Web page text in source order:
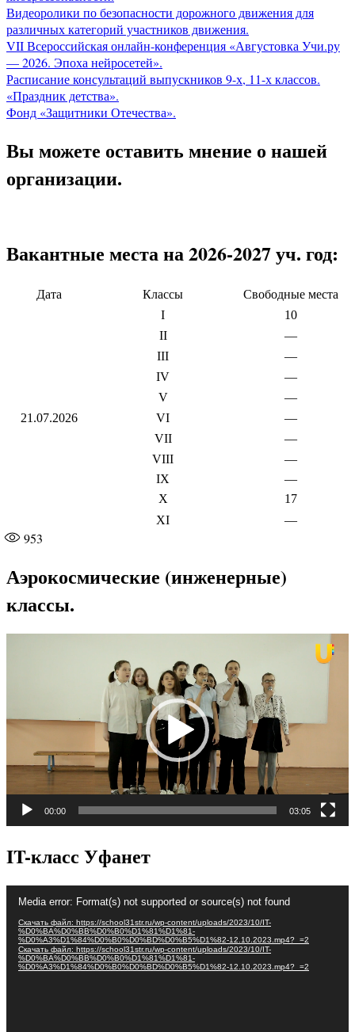
Видеоролики по безопасности дорожного движения для
различных категорий участников движения.
VII Всероссийская онлайн-конференция «Августовка Учи.ру
— 2026. Эпоха нейросетей».
Расписание консультаций выпускников 9-х, 11-х классов.
«Праздник детства».
Фонд «Защитники Отечества».
Вы можете оставить мнение о нашей
организации.
Вакантные места на 2026-2027 уч. год:
Дата Классы Свободные места
21.07.2026
I
10
II
—
III
—
IV
—
V
—
VI
—
VII
—
VIII
—
IX
—
X
17
XI
—
953
Аэрокосмические (инженерные)
классы.
00:00 03:05
IT-класс Уфанет
Media error: Format(s) not supported or source(s) not found
Скачать файл: https://school31str.ru/wp-content/uploads/2023/10/IT-
%D0%BA%D0%BB%D0%B0%D1%81%D1%81-
%D0%A3%D1%84%D0%B0%D0%BD%D0%B5%D1%82-12.10.2023.mp4?_=2
Скачать файл: https://school31str.ru/wp-content/uploads/2023/10/IT-
%D0%BA%D0%BB%D0%B0%D1%81%D1%81-
%D0%A3%D1%84%D0%B0%D0%BD%D0%B5%D1%82-12.10.2023.mp4?_=2